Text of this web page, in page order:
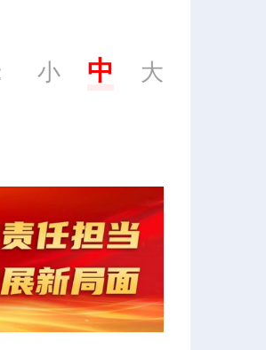
小 中 大